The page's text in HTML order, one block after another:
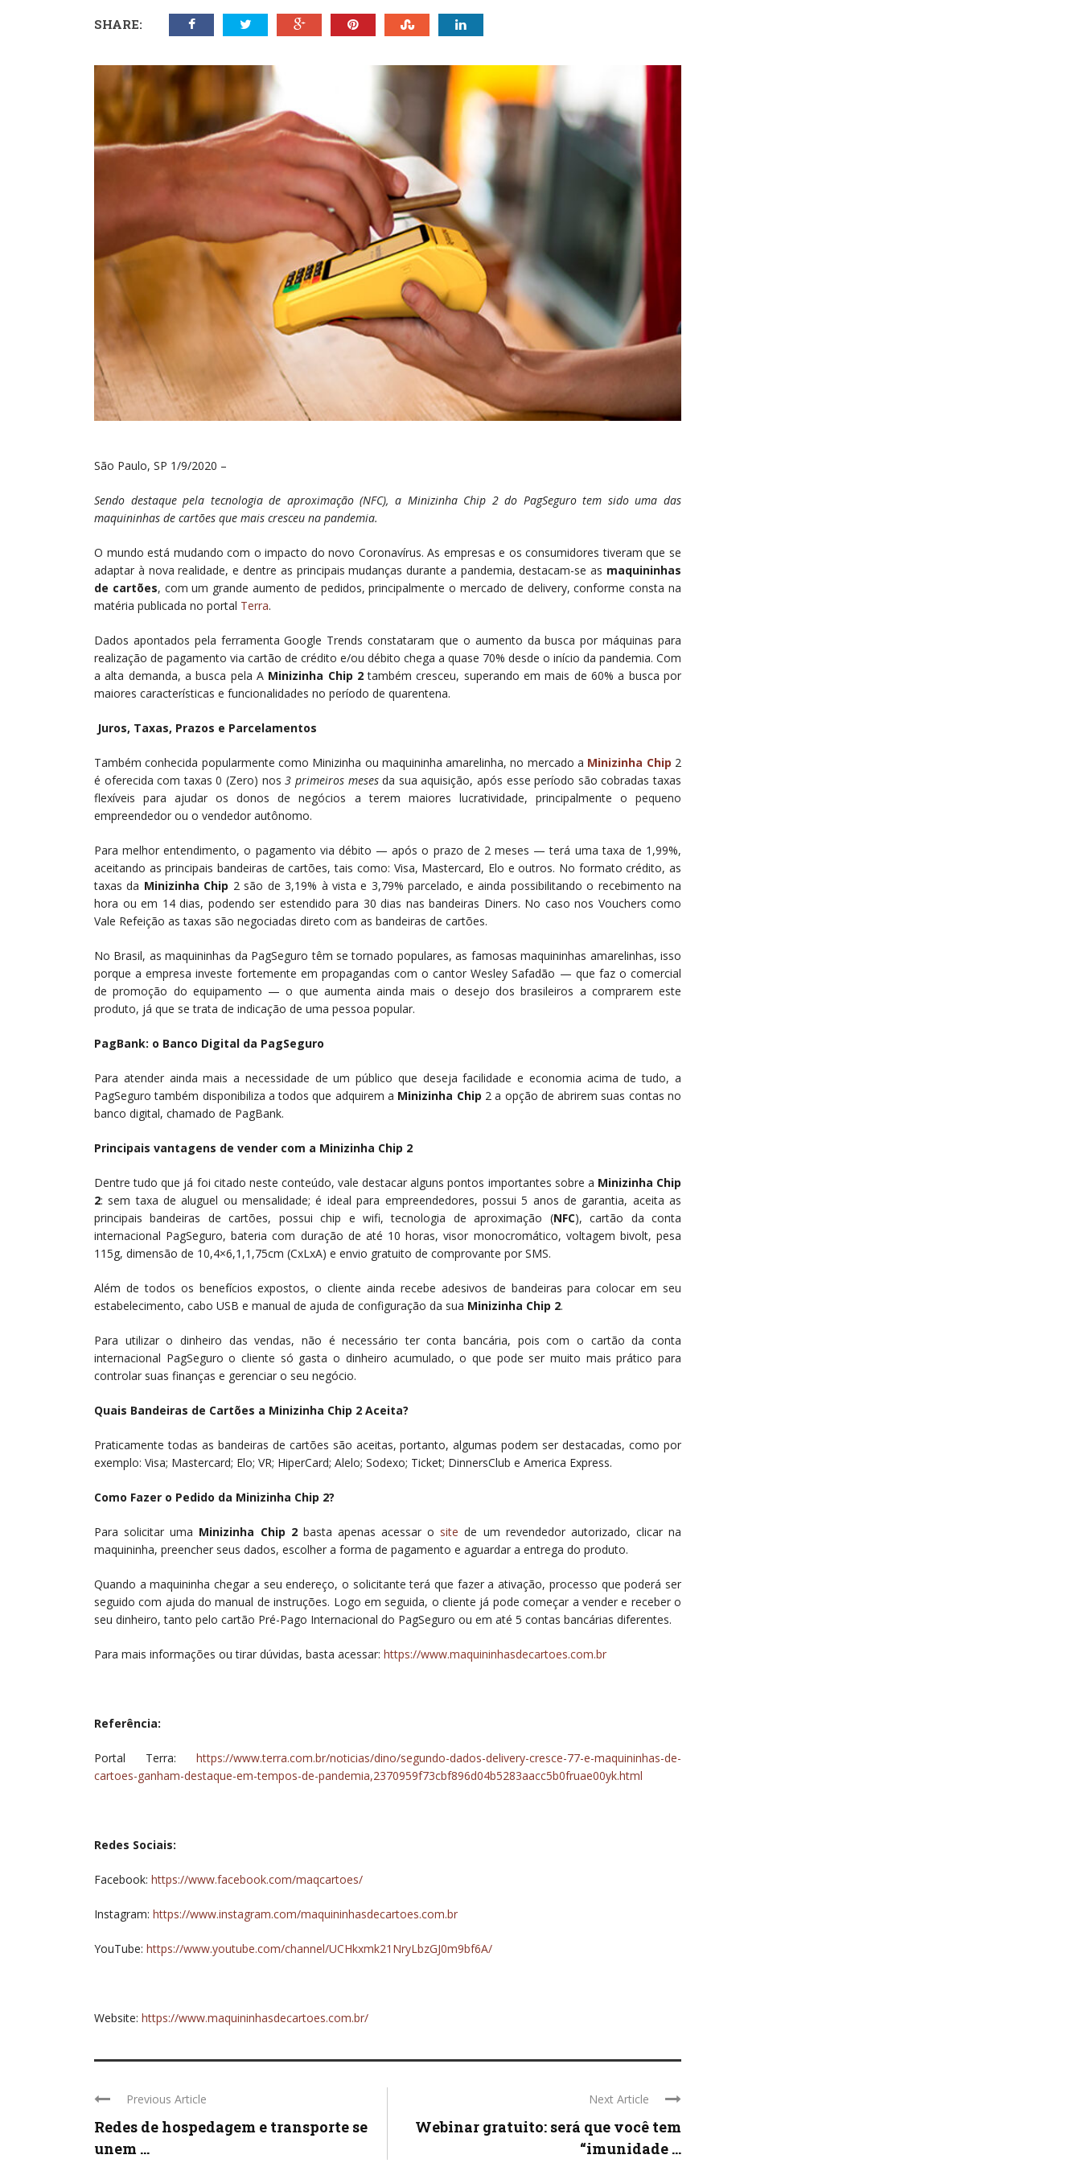
SHARE:
São Paulo, SP 1/9/2020 –
Sendo destaque pela tecnologia de aproximação (NFC), a Minizinha Chip 2 do PagSeguro tem sido uma das
maquininhas de cartões que mais cresceu na pandemia.
O mundo está mudando com o impacto do novo Coronavírus. As empresas e os consumidores tiveram que se
adaptar à nova realidade, e dentre as principais mudanças durante a pandemia, destacam-se as maquininhas
de cartões, com um grande aumento de pedidos, principalmente o mercado de delivery, conforme consta na
matéria publicada no portal Terra.
Dados apontados pela ferramenta Google Trends constataram que o aumento da busca por máquinas para
realização de pagamento via cartão de crédito e/ou débito chega a quase 70% desde o início da pandemia. Com
a alta demanda, a busca pela A Minizinha Chip 2também cresceu, superando em mais de 60% a busca por
maiores características e funcionalidades no período de quarentena.
Juros, Taxas, Prazos e Parcelamentos
Também conhecida popularmente como Minizinha ou maquininha amarelinha, no mercado a Minizinha Chip 2
é oferecida com taxas 0 (Zero) nos3 primeiros mesesda sua aquisição, após esse período são cobradas taxas
flexíveis para ajudar os donos de negócios a terem maiores lucratividade, principalmente o pequeno
empreendedor ou o vendedor autônomo.
Para melhor entendimento, o pagamento via débito — após o prazo de 2 meses — terá uma taxa de 1,99%,
aceitando as principais bandeiras de cartões, tais como: Visa, Mastercard, Elo e outros. No formato crédito, as
taxas da Minizinha Chip 2 são de 3,19% à vista e 3,79% parcelado, e ainda possibilitando o recebimento na
hora ou em 14 dias, podendo ser estendido para 30 dias nas bandeiras Diners. No caso nos Vouchers como
Vale Refeição as taxas são negociadas direto com as bandeiras de cartões.
No Brasil, as maquininhas da PagSeguro têm se tornado populares, as famosas maquininhas amarelinhas, isso
porque a empresa investe fortemente em propagandas com o cantor Wesley Safadão — que faz o comercial
de promoção do equipamento — o que aumenta ainda mais o desejo dos brasileiros a comprarem este
produto, já que se trata de indicação de uma pessoa popular.
PagBank: o Banco Digital da PagSeguro
Para atender ainda mais a necessidade de um público que deseja facilidade e economia acima de tudo, a
PagSeguro também disponibiliza a todos que adquirem a Minizinha Chip 2 a opção de abrirem suas contas no
banco digital, chamado de PagBank.
Principais vantagens de vender com a Minizinha Chip 2
Dentre tudo que já foi citado neste conteúdo, vale destacar alguns pontos importantes sobre a Minizinha Chip
2: sem taxa de aluguel ou mensalidade; é ideal para empreendedores, possui 5 anos de garantia, aceita as
principais bandeiras de cartões, possui chip e wifi, tecnologia de aproximação (NFC), cartão da conta
internacional PagSeguro, bateria com duração de até 10 horas, visor monocromático, voltagem bivolt, pesa
115g, dimensão de 10,4×6,1,1,75cm (CxLxA) e envio gratuito de comprovante por SMS.
Além de todos os benefícios expostos, o cliente ainda recebe adesivos de bandeiras para colocar em seu
estabelecimento, cabo USB e manual de ajuda de configuração da sua Minizinha Chip 2.
Para utilizar o dinheiro das vendas, não é necessário ter conta bancária, pois com o cartão da conta
internacional PagSeguro o cliente só gasta o dinheiro acumulado, o que pode ser muito mais prático para
controlar suas finanças e gerenciar o seu negócio.
Quais Bandeiras de Cartões a Minizinha Chip 2 Aceita?
Praticamente todas as bandeiras de cartões são aceitas, portanto, algumas podem ser destacadas, como por
exemplo: Visa; Mastercard; Elo; VR; HiperCard; Alelo; Sodexo; Ticket; DinnersClub e America Express.
Como Fazer o Pedido da Minizinha Chip 2?
Para solicitar uma Minizinha Chip 2basta apenas acessar o site de um revendedor autorizado, clicar na
maquininha, preencher seus dados, escolher a forma de pagamento e aguardar a entrega do produto.
Quando a maquininha chegar a seu endereço, o solicitante terá que fazer a ativação, processo que poderá ser
seguido com ajuda do manual de instruções. Logo em seguida, o cliente já pode começar a vender e receber o
seu dinheiro, tanto pelo cartão Pré-Pago Internacional do PagSeguro ou em até 5 contas bancárias diferentes.
Para mais informações ou tirar dúvidas, basta acessar: https://www.maquininhasdecartoes.com.br
Referência:
Portal Terra: https://www.terra.com.br/noticias/dino/segundo-dados-delivery-cresce-77-e-maquininhas-de-
cartoes-ganham-destaque-em-tempos-de-pandemia,2370959f73cbf896d04b5283aacc5b0fruae00yk.html
Redes Sociais:
Facebook: https://www.facebook.com/maqcartoes/
Instagram: https://www.instagram.com/maquininhasdecartoes.com.br
YouTube: https://www.youtube.com/channel/UCHkxmk21NryLbzGJ0m9bf6A/
Website: https://www.maquininhasdecartoes.com.br/
Previous Article
Redes de hospedagem e transporte se
unem ...
Next Article
Webinar gratuito: será que você tem
“imunidade ...